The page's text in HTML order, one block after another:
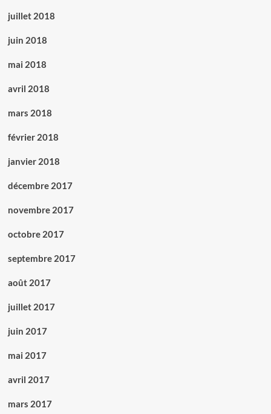
juillet 2018
juin 2018
mai 2018
avril 2018
mars 2018
février 2018
janvier 2018
décembre 2017
novembre 2017
octobre 2017
septembre 2017
août 2017
juillet 2017
juin 2017
mai 2017
avril 2017
mars 2017